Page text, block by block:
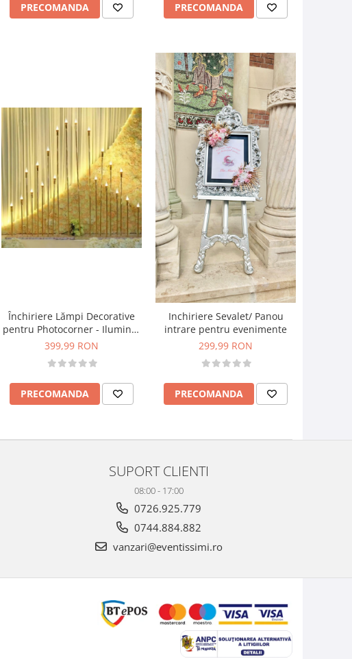
PRECOMANDA PRECOMANDA
Închiriere Lămpi Decorative
pentru Photocorner - Iluminat
Elegant pentru Evenimente
399,99 RON
PRECOMANDA
Inchiriere Sevalet/ Panou
intrare pentru evenimente
299,99 RON
PRECOMANDA
SUPORT CLIENTI
08:00 - 17:00
0726.925.779
0744.884.882
vanzari@eventissimi.ro